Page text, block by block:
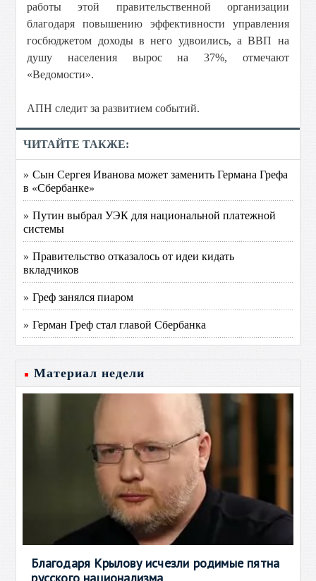
работы этой правительственной организации
благодаря повышению эффективности управления
госбюджетом доходы в него удвоились, а ВВП на
душу населения вырос на 37%, отмечают
«Ведомости».
АПН следит за развитием событий.
ЧИТАЙТЕ ТАКЖЕ:
» Сын Сергея Иванова может заменить Германа Грефа
в «Сбербанке»
» Путин выбрал УЭК для национальной платежной
системы
» Правительство отказалось от идеи кидать
вкладчиков
» Греф занялся пиаром
» Герман Греф стал главой Сбербанка
Материал недели
Благодаря Крылову исчезли родимые пятна
русского национализма